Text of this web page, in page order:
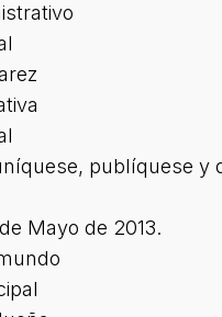
publíquese y
Mayo de 2013.